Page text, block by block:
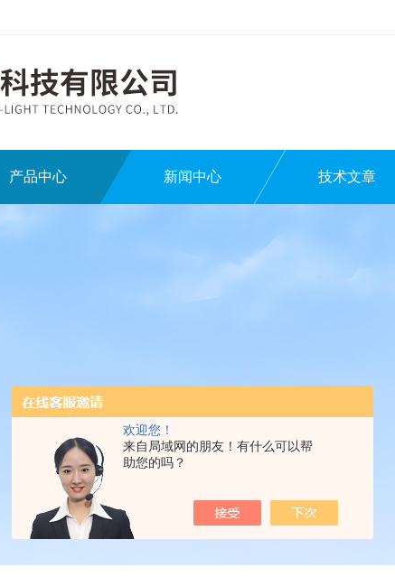
欢迎您！
来自局域网的朋友！有什么可以帮
助您的吗？
产品中心 新闻中心 技术文章